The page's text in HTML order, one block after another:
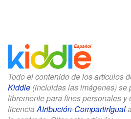
Todo el contenido de los artículos
Kiddle (incluidas las imágenes) se
libremente para fines personales y
licenciaAtribución-CompartirIgual